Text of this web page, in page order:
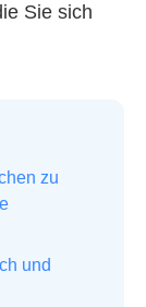
Sie sich
zu
und